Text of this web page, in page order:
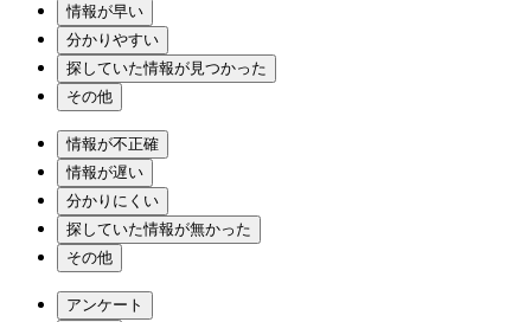
情報が早い
分かりやすい
探していた情報が見つかった
その他
情報が不正確
情報が遅い
分かりにくい
探していた情報が無かった
その他
アンケート